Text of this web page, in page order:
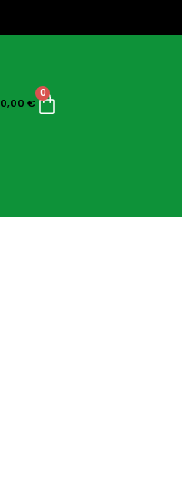
0,00 €
0